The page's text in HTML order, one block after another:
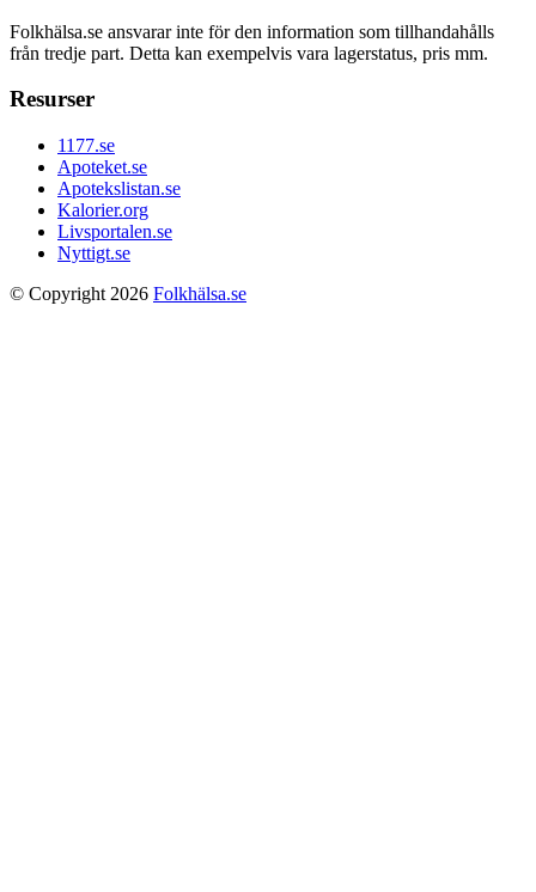
Folkhälsa.se ansvarar inte för den information som tillhandahålls
från tredje part. Detta kan exempelvis vara lagerstatus, pris mm.
Resurser
1177.se
Apoteket.se
Apotekslistan.se
Kalorier.org
Livsportalen.se
Nyttigt.se
© Copyright 2026 Folkhälsa.se